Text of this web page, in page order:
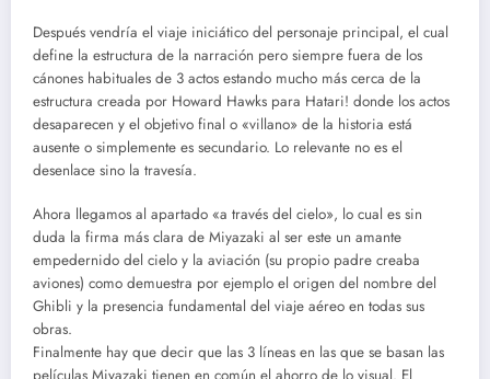
Después vendría el viaje iniciático del personaje principal, el cual
define la estructura de la narración pero siempre fuera de los
cánones habituales de 3 actos estando mucho más cerca de la
estructura creada por Howard Hawks para Hatari! donde los actos
desaparecen y el objetivo final o «villano» de la historia está
ausente o simplemente es secundario. Lo relevante no es el
desenlace sino la travesía.
Ahora llegamos al apartado «a través del cielo», lo cual es sin
duda la firma más clara de Miyazaki al ser este un amante
empedernido del cielo y la aviación (su propio padre creaba
aviones) como demuestra por ejemplo el origen del nombre del
Ghibli y la presencia fundamental del viaje aéreo en todas sus
obras.
Finalmente hay que decir que las 3 líneas en las que se basan las